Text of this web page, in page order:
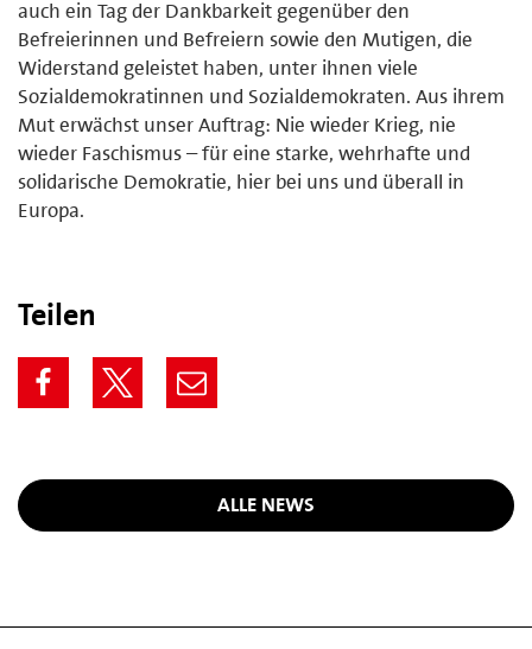
auch ein Tag der Dankbarkeit gegenüber den
Befreierinnen und Befreiern sowie den Mutigen, die
Widerstand geleistet haben, unter ihnen viele
Sozialdemokratinnen und Sozialdemokraten. Aus ihrem
Mut erwächst unser Auftrag: Nie wieder Krieg, nie
wieder Faschismus – für eine starke, wehrhafte und
solidarische Demokratie, hier bei uns und überall in
Europa.
Teilen
ALLE NEWS